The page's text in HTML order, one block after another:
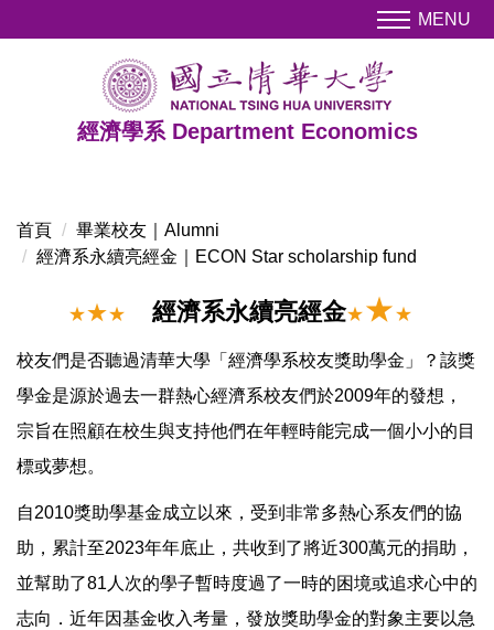
到
經濟學系 Department Economics
MENU
首頁
畢業校友｜Alumni
經濟系永續亮經金｜ECON Star scholarship fund
★★★ 經濟系永續亮經金★★★
校友們是否聽過清華大學「經濟學系校友獎助學金」？該獎
學金是源於過去一群熱心經濟系校友們於2009年的發想，
宗旨在照顧在校生與支持他們在年輕時能完成一個小小的目
標或夢想。
自2010獎助學基金成立以來，受到非常多熱心系友們的協
助，累計至2023年年底止，共收到了將近300萬元的捐助，
並幫助了81人次的學子暫時度過了一時的困境或追求心中的
志向．近年因基金收入考量，發放獎助學金的對象主要以急